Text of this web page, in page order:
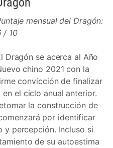
mensual del Dragón:
/ 10
Dragón se acerca al Año
chino 2021 con la
convicción de finalizar
el ciclo anual anterior.
la construcción de
por identificar
y percepción. Incluso si
de su autoestima